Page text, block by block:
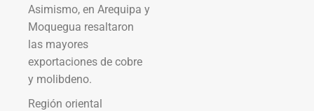
Asimismo, en Arequipa y
Moquegua resaltaron
las mayores
exportaciones de cobre
y molibdeno.
Región oriental